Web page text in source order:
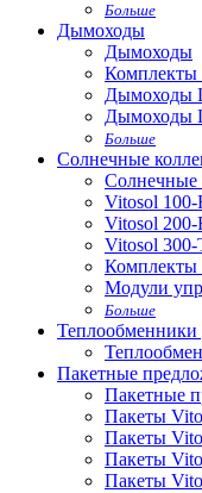
Больше
Дымоходы
Дымоходы
Комплекты
Дымоходы
Дымоходы
Больше
Солнечные
Солнечные
Vitosol 100-
Vitosol
Vitosol
Комплекты
Модули
Больше
Теплообменники
Пакетные
Пакетные
Пакеты
Пакеты
Пакеты
Пакеты